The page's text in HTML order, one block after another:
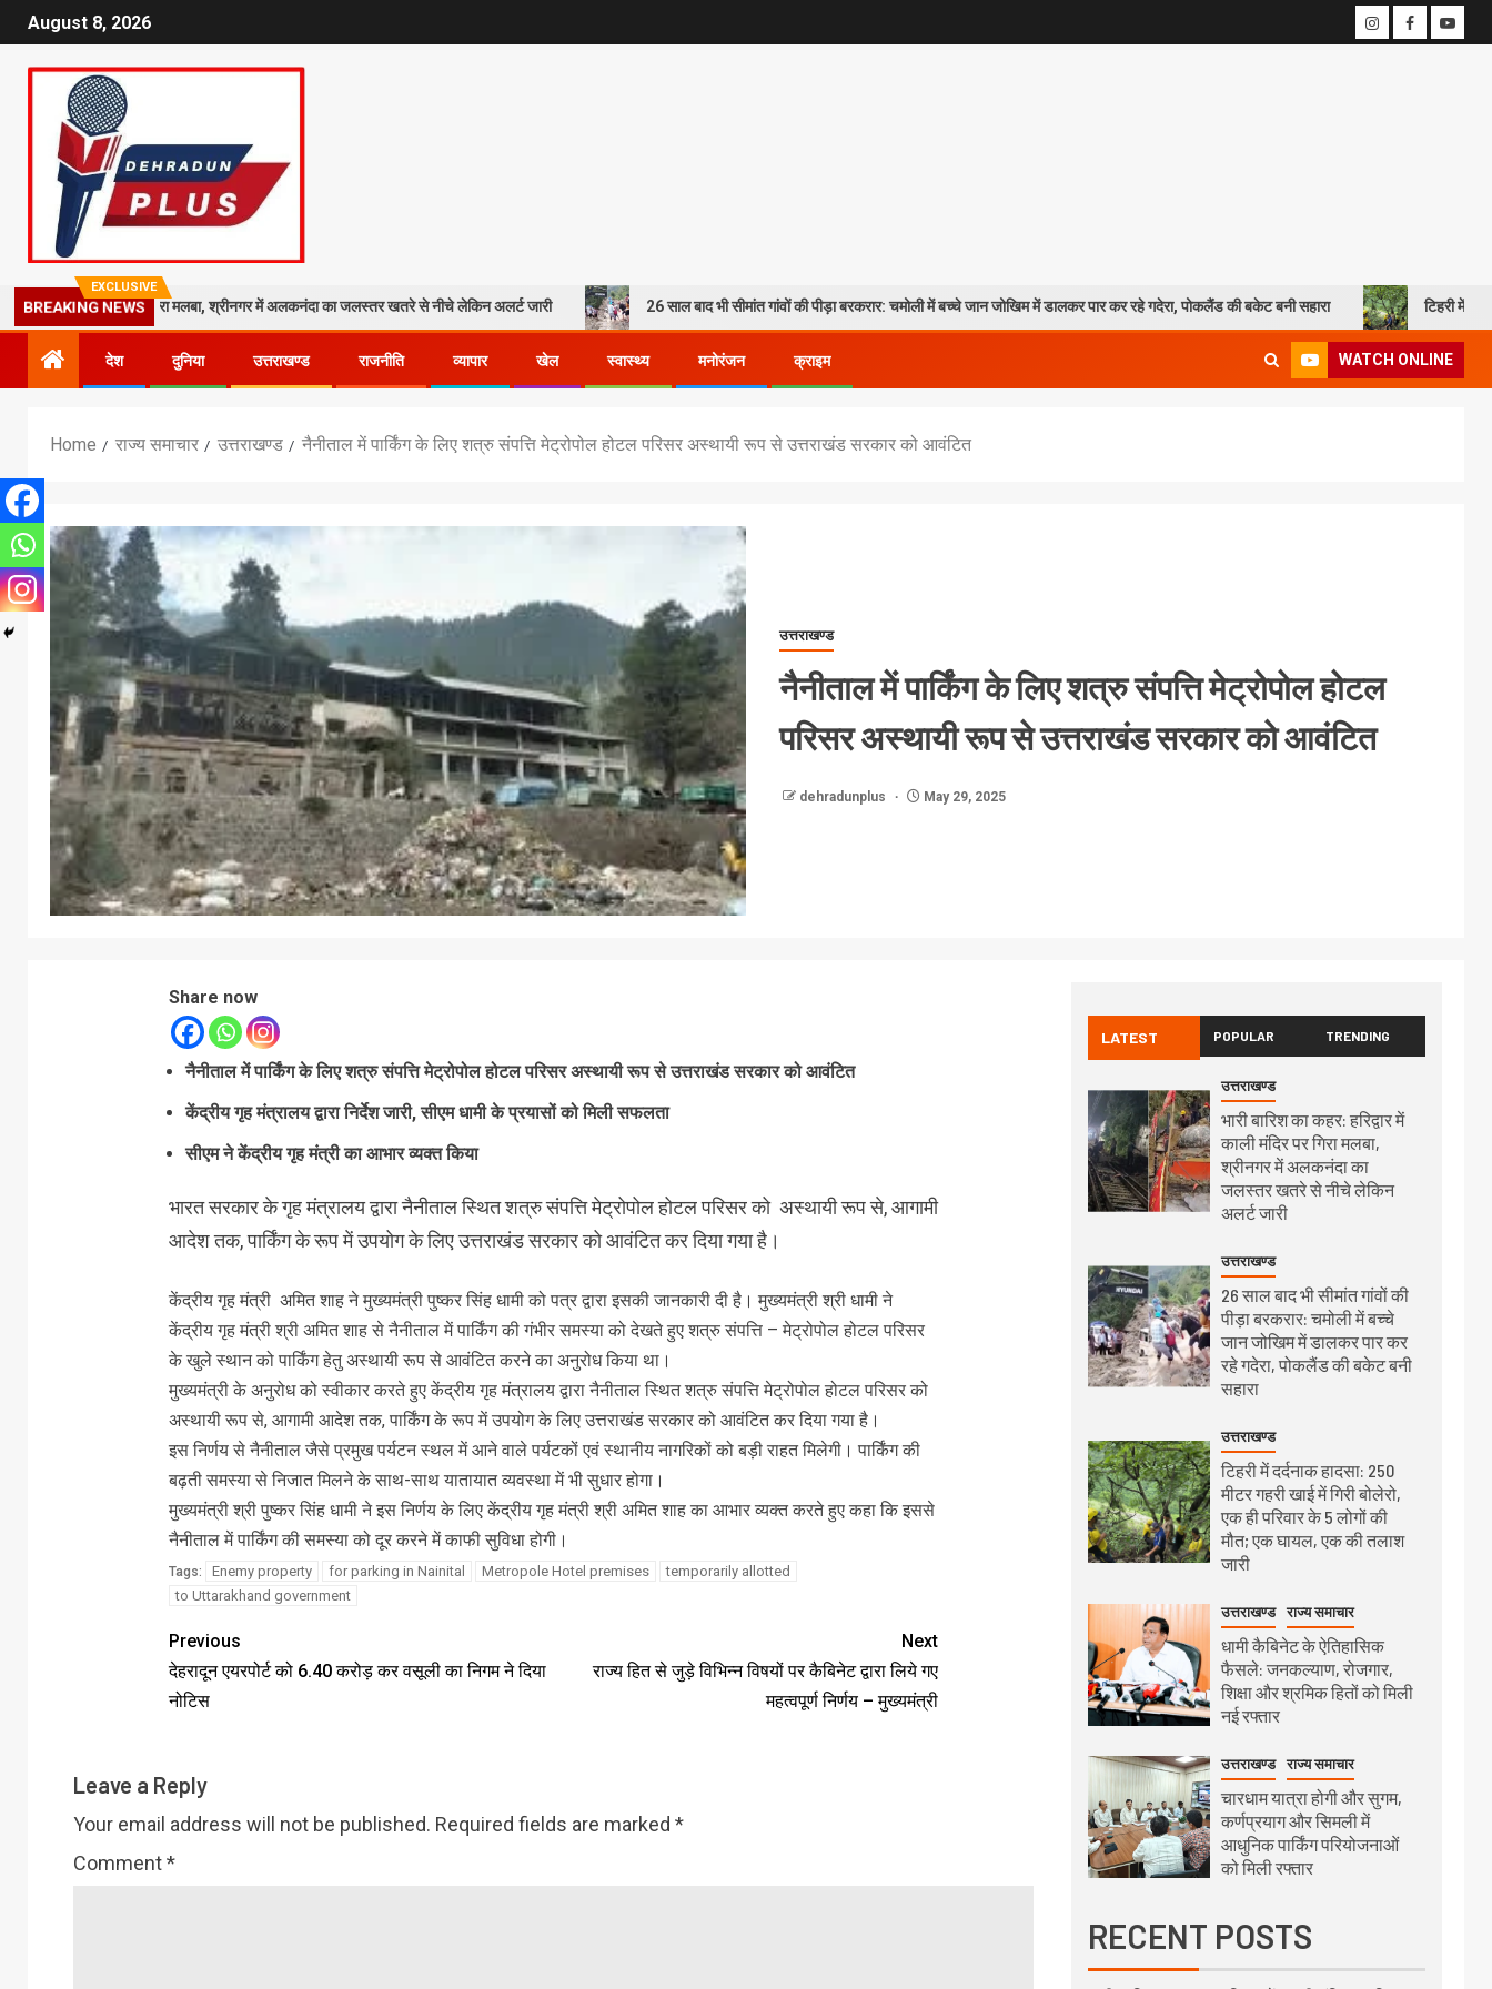
August 8, 2026
EXCLUSIVE
BREAKING NEWS
मंदिर पर गिरा मलबा, श्रीनगर में अलकनंदा का जलस्तर खतरे से नीचे लेकिन अलर्ट जारी 26 साल बाद भी सीमांत गांवों की पीड़ा बरकरार: चमोली में बच्चे जान जोखिम में डालकर पार कर रहे गदेरा, पोकलैंड की बकेट बनी सहारा टिहरी में दर्दनाक हादसा:
देश दुनिया उत्तराखण्ड राजनीति व्यापार खेल स्वास्थ्य मनोरंजन क्राइम WATCH ONLINE
Home राज्य समाचार उत्तराखण्ड नैनीताल में पार्किंग के लिए शत्रु संपत्ति मेट्रोपोल होटल परिसर अस्थायी रूप से उत्तराखंड सरकार को आवंटित
उत्तराखण्ड
नैनीताल में पार्किंग के लिए शत्रु संपत्ति मेट्रोपोल होटल
परिसर अस्थायी रूप से उत्तराखंड सरकार को आवंटित
dehradunplus May 29, 2025
Share now
नैनीताल में पार्किंग के लिए शत्रु संपत्ति मेट्रोपोल होटल परिसर अस्थायी रूप से उत्तराखंड सरकार को आवंटित
केंद्रीय गृह मंत्रालय द्वारा निर्देश जारी, सीएम धामी के प्रयासों को मिली सफलता
सीएम ने केंद्रीय गृह मंत्री का आभार व्यक्त किया
भारत सरकार के गृह मंत्रालय द्वारा नैनीताल स्थित शत्रु संपत्ति मेट्रोपोल होटल परिसर को अस्थायी रूप से, आगामी
आदेश तक, पार्किंग के रूप में उपयोग के लिए उत्तराखंड सरकार को आवंटित कर दिया गया है।
केंद्रीय गृह मंत्री अमित शाह ने मुख्यमंत्री पुष्कर सिंह धामी को पत्र द्वारा इसकी जानकारी दी है। मुख्यमंत्री श्री धामी ने
केंद्रीय गृह मंत्री श्री अमित शाह से नैनीताल में पार्किंग की गंभीर समस्या को देखते हुए शत्रु संपत्ति – मेट्रोपोल होटल परिसर
के खुले स्थान को पार्किंग हेतु अस्थायी रूप से आवंटित करने का अनुरोध किया था।
मुख्यमंत्री के अनुरोध को स्वीकार करते हुए केंद्रीय गृह मंत्रालय द्वारा नैनीताल स्थित शत्रु संपत्ति मेट्रोपोल होटल परिसर को
अस्थायी रूप से, आगामी आदेश तक, पार्किंग के रूप में उपयोग के लिए उत्तराखंड सरकार को आवंटित कर दिया गया है।
इस निर्णय से नैनीताल जैसे प्रमुख पर्यटन स्थल में आने वाले पर्यटकों एवं स्थानीय नागरिकों को बड़ी राहत मिलेगी। पार्किंग की
बढ़ती समस्या से निजात मिलने के साथ-साथ यातायात व्यवस्था में भी सुधार होगा।
मुख्यमंत्री श्री पुष्कर सिंह धामी ने इस निर्णय के लिए केंद्रीय गृह मंत्री श्री अमित शाह का आभार व्यक्त करते हुए कहा कि इससे
नैनीताल में पार्किंग की समस्या को दूर करने में काफी सुविधा होगी।
Tags: Enemy property for parking in Nainital Metropole Hotel premises
temporarily allotted
to Uttarakhand government
Previous
देहरादून एयरपोर्ट को 6.40 करोड़ कर वसूली का निगम ने दिया
नोटिस
Next
राज्य हित से जुड़े विभिन्न विषयों पर कैबिनेट द्वारा लिये गए
महत्वपूर्ण निर्णय – मुख्यमंत्री
Leave a Reply
Your email address will not be published. Required fields are marked *
Comment*
LATEST POPULAR TRENDING
उत्तराखण्ड
भारी बारिश का कहर: हरिद्वार में
काली मंदिर पर गिरा मलबा,
श्रीनगर में अलकनंदा का
जलस्तर खतरे से नीचे लेकिन
अलर्ट जारी
उत्तराखण्ड
26 साल बाद भी सीमांत गांवों की
पीड़ा बरकरार: चमोली में बच्चे
जान जोखिम में डालकर पार कर
रहे गदेरा, पोकलैंड की बकेट बनी
सहारा
उत्तराखण्ड
टिहरी में दर्दनाक हादसा: 250
मीटर गहरी खाई में गिरी बोलेरो,
एक ही परिवार के 5 लोगों की
मौत; एक घायल, एक की तलाश
जारी
उत्तराखण्ड राज्य समाचार
धामी कैबिनेट के ऐतिहासिक
फैसले: जनकल्याण, रोजगार,
शिक्षा और श्रमिक हितों को मिली
नई रफ्तार
उत्तराखण्ड राज्य समाचार
चारधाम यात्रा होगी और सुगम,
कर्णप्रयाग और सिमली में
आधुनिक पार्किंग परियोजनाओं
को मिली रफ्तार
RECENT POSTS